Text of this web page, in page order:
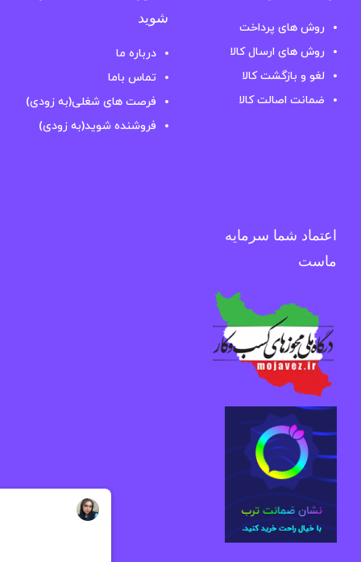
روش های پرداخت
روش های ارسال کالا
لغو و بازگشت کالا
ضمانت اصالت کالا
شوید
درباره ما
تماس باما
فرصت های شغلی(به زودی)
فروشنده شوید(به زودی)
اعتماد شما سرمایه
ماست